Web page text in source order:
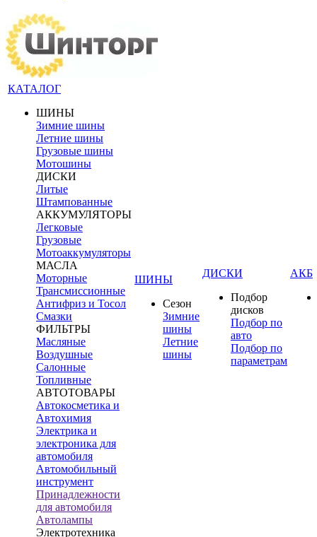
КАТАЛОГ
ШИНЫ
Зимние шины
Летние шины
Грузовые шины
Мотошины
ДИСКИ
Литые
Штампованные
АККУМУЛЯТОРЫ
Легковые
Грузовые
Мотоаккумуляторы
МАСЛА
Моторные
Трансмиссионные
Антифриз и Тосол
Смазки
ФИЛЬТРЫ
Масляные
Воздушные
Салонные
Топливные
АВТОТОВАРЫ
Автокосметика и
Автохимия
Электрика и
электроника для
автомобиля
Автомобильный
инструмент
Принадлежности
для автомобиля
Автолампы
Электротехника
ШИНЫ
Сезон
Зимние
шины
Летние
шины
ДИСКИ
Подбор
дисков
Подбор по
авто
Подбор по
параметрам
АКБ